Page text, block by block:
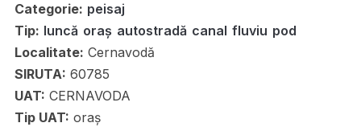
Categorie: peisaj
Tip: luncă oraș autostradă canal fluviu pod
Localitate: Cernavodă
SIRUTA: 60785
UAT: CERNAVODA
Tip UAT: oraș